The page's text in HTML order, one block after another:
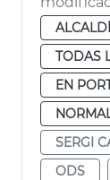
TODAS
EN
SERGI
ODS